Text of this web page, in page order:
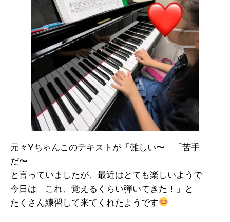
元々Yちゃんこのテキストが「難しい〜」「苦手
だ〜」
と言っていましたが、最近はとても楽しいようで
今日は「これ、覚えるくらい弾いてきた！」と
たくさん練習して来てくれたようです